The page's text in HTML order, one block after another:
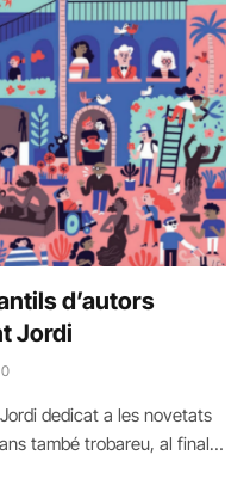
d’autors
Jordi
0
dedicat a les novetats
també trobareu, al final…